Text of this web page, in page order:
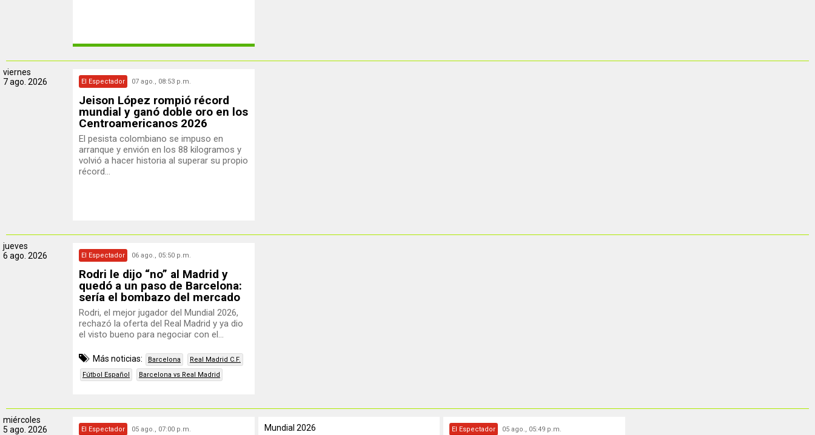
viernes
7 ago. 2026
El Espectador 07 ago., 08:53 p.m.
Jeison López rompió récord
mundial y ganó doble oro en los
Centroamericanos 2026
El pesista colombiano se impuso en
arranque y envión en los 88 kilogramos y
volvió a hacer historia al superar su propio
récord...
jueves
6 ago. 2026
El Espectador 06 ago., 05:50 p.m.
Rodri le dijo “no” al Madrid y
quedó a un paso de Barcelona:
sería el bombazo del mercado
Rodri, el mejor jugador del Mundial 2026,
rechazó la oferta del Real Madrid y ya dio
el visto bueno para negociar con el...
Más noticias: Barcelona
Real Madrid C.F.
Fútbol Español
Barcelona vs Real Madrid
miércoles
5 ago. 2026
El Espectador 05 ago., 07:00 p.m. Mundial 2026 El Espectador 05 ago., 05:49 p.m.